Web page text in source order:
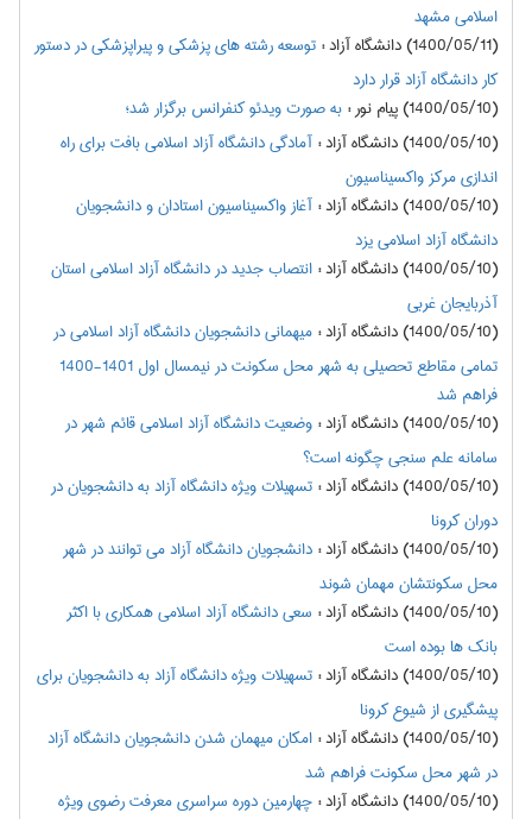
اسلامی مشهد
(1400/05/11) دانشگاه آزاد
:توسعه رشته های پزشکی و پیراپزشکی در دستور
کار دانشگاه آزاد قرار دارد
(1400/05/10) پیام نور
:به صورت ویدئو کنفرانس برگزار شد؛
(1400/05/10) دانشگاه آزاد
:آمادگی دانشگاه آزاد اسلامی بافت برای راه
اندازی مرکز واکسیناسیون
(1400/05/10) دانشگاه آزاد
:آغاز واکسیناسیون استادان و دانشجویان
دانشگاه آزاد اسلامی یزد
(1400/05/10) دانشگاه آزاد
:انتصاب جدید در دانشگاه آزاد اسلامی استان
آذربایجان غربی
(1400/05/10) دانشگاه آزاد
:میهمانی دانشجویان دانشگاه آزاد اسلامی در
تمامی مقاطع تحصیلی به شهر محل سکونت در نیمسال اول 1401-1400
فراهم شد
(1400/05/10) دانشگاه آزاد
:وضعیت دانشگاه آزاد اسلامی قائم شهر در
سامانه علم سنجی چگونه است؟
(1400/05/10) دانشگاه آزاد
:تسهیلات ویژه دانشگاه آزاد به دانشجویان در
دوران کرونا
(1400/05/10) دانشگاه آزاد
:دانشجویان دانشگاه آزاد می توانند در شهر
محل سکونتشان مهمان شوند
(1400/05/10) دانشگاه آزاد
: سعی دانشگاه آزاد اسلامی همکاری با اکثر
بانک ها بوده است
(1400/05/10) دانشگاه آزاد
:تسهیلات ویژه دانشگاه آزاد به دانشجویان برای
پیشگیری از شیوع کرونا
(1400/05/10) دانشگاه آزاد
:امکان میهمان شدن دانشجویان دانشگاه آزاد
در شهر محل سکونت فراهم شد
(1400/05/10) دانشگاه آزاد
:چهارمین دوره سراسری معرفت رضوی ویژه